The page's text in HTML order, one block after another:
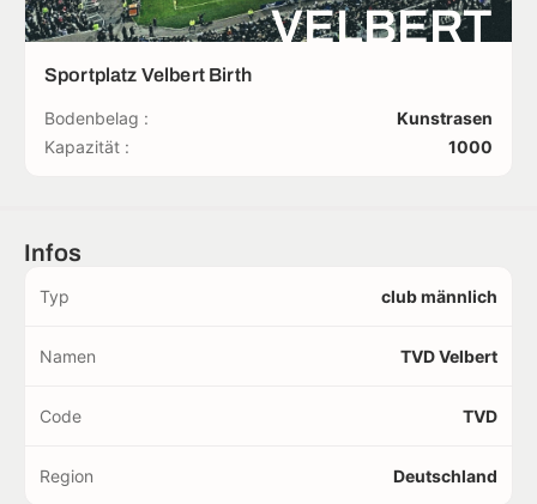
VELBERT
Sportplatz Velbert Birth
Bodenbelag :
Kunstrasen
Kapazität :
1000
Infos
Typ club männlich
Namen TVD Velbert
Code TVD
Region Deutschland